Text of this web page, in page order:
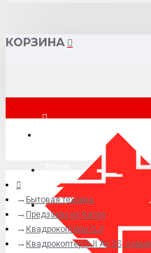
КОРЗИНА
+7 (495) 015-41-41
Бытовая техника
Предзаказ из Китая
Квадрокоптеры DJI
Квадрокоптер DJI Air 2S, серый